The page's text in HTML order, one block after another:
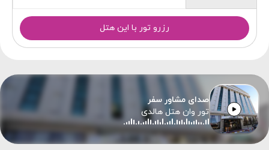
رزرو تور با این هتل
صدای مشاور سفر
تور وان هتل هالدی